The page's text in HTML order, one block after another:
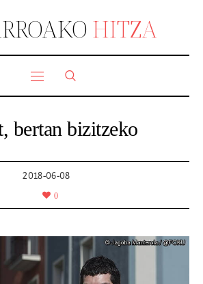
HITZA
bertan bizitzeko
2018-06-08
0